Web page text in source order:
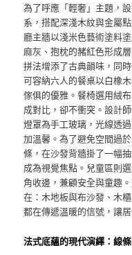
為了呼應「輕奢」主題，
系，搭配深淺木紋與金屬
廳主牆以淺米色藝術塗料
麻灰、抱枕的赭紅色形成
拼法增添了古典韻味，同
可容納六人的餐桌以白橡
傢俱的優雅。餐椅選用絨
成對比，卻不衝突。設計
燈罩為手工玻璃，光線透
加溫馨。為了避免空間過
條，在沙發背牆掛了一幅
成為視覺焦點。兒童區則
角收邊，兼顧安全與童趣
在：木地板與布沙發、木
都在傳遞溫暖的信號，讓
法式底蘊的現代演繹：線